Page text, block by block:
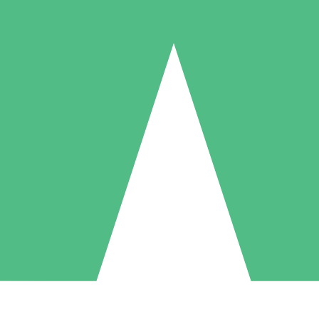
Packs de Crédits Individuels
à l'utilisation avec des crédits de téléchargement. Sans engagement
5 Téléchargements
US$